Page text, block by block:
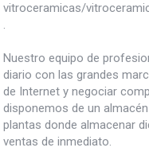
vitroceramicas/
.
Nuestro equipo de
diario con las grandes
de Internet y negociar
disponemos de un
plantas donde almacenar
ventas de inmediato.